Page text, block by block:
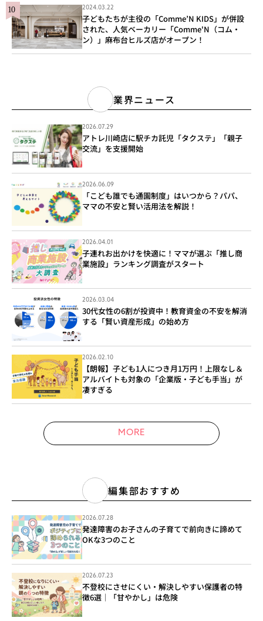
2024.03.22
子どもたちが主役の「Comme’N KIDS」が併設
された、人気ベーカリー「Comme'N（コム・
ン）」麻布台ヒルズ店がオープン！
業界ニュース
2026.07.29
アトレ川崎店に駅チカ託児「タクステ」「親子
交流」を支援開始
2026.06.09
「こども誰でも通園制度」はいつから？パパ、
ママの不安と賢い活用法を解説！
2026.04.01
子連れお出かけを快適に！ママが選ぶ「推し商
業施設」ランキング調査がスタート
2026.03.04
30代女性の6割が投資中！教育資金の不安を解消
する「賢い資産形成」の始め方
2026.02.10
【朗報】子ども1人につき月1万円！上限なし＆
アルバイトも対象の「企業版・子ども手当」が
凄すぎる
MORE
編集部おすすめ
2026.07.28
発達障害のお子さんの子育てで前向きに諦めて
OKな3つのこと
2026.07.23
不登校にさせにくい・解決しやすい保護者の特
徴6選｜「甘やかし」は危険